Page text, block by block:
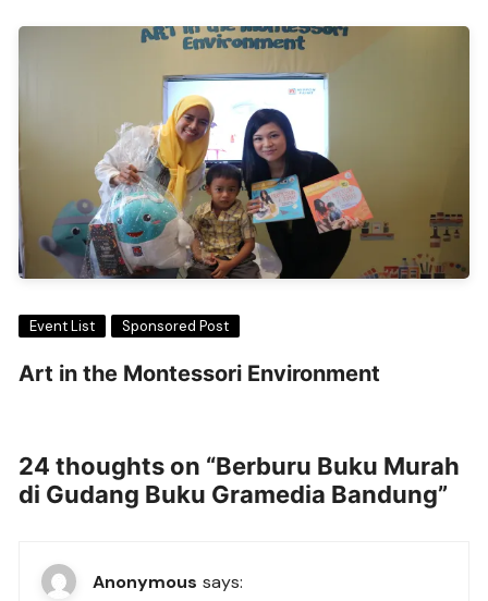
Event List Sponsored Post
Art in the Montessori Environment
24 thoughts on “Berburu Buku Murah
di Gudang Buku Gramedia Bandung”
Anonymous says: